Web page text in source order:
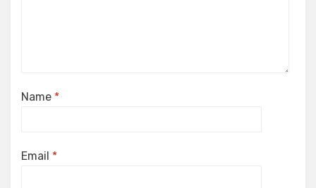
Name *
Email *